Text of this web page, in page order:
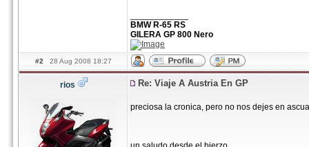
BMW R-65 RS
GILERA GP 800 Nero
#2 28 Aug 2008 18:27
rios Re: Viaje A Austria En GP
preciosa la cronica, pero no nos dejes en